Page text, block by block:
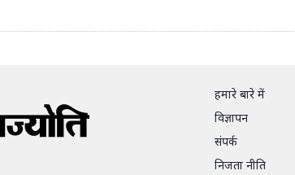
हमारे बारे में
विज्ञापन
संपर्क
निजता नीति